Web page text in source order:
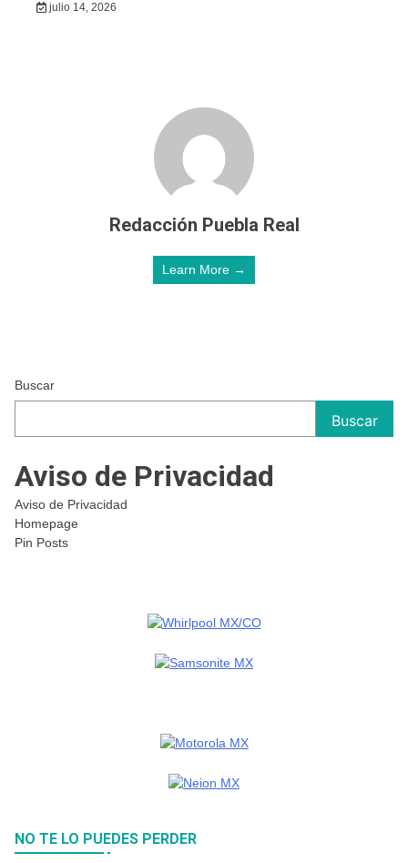
julio 14, 2026
Redacción Puebla Real
Learn More →
Buscar
Buscar
Aviso de Privacidad
Aviso de Privacidad
Homepage
Pin Posts
NO TE LO PUEDES PERDER